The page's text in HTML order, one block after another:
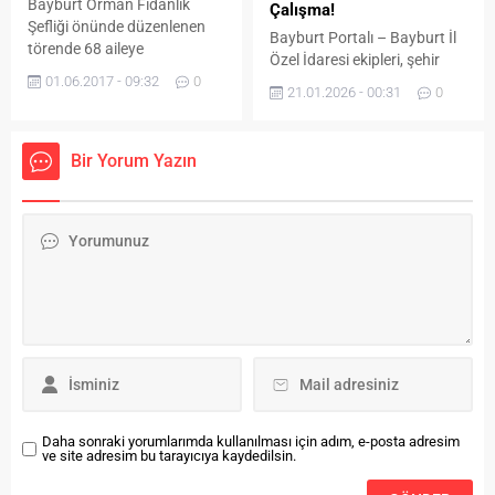
mahsulleri kullanılarak
Bayburt’ta ilk defa üretilen
lavanta yağında...
Bayburt Orman Fidanlık
Şefliği önünde düzenlenen
törende 68 aileye
adet arılı kovan dağıtıldı.
01.06.2017 - 09:32 0
Çalışma!
Bayburt Portalı – Bayburt İl
Özel İdaresi ekipleri, şehir
yağışının ardından
21.01.2026 - 00:31 0
Bir Yorum Yazın
Daha sonraki yorumlarımda kullanılması için adım, e-posta adresim
ve site adresim bu tarayıcıya kaydedilsin.